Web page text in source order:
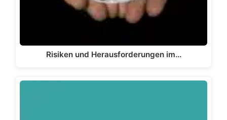
Risiken und Herausforderungen im…